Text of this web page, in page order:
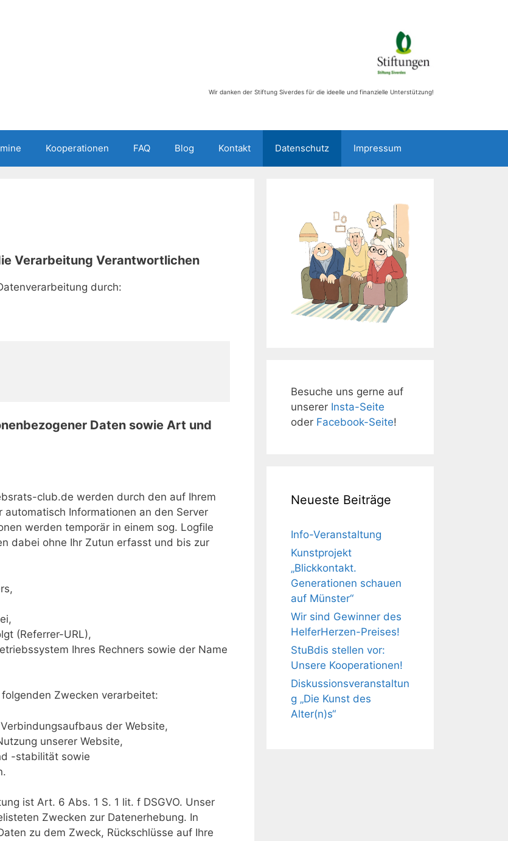
Wir danken der Stiftung Siverdes für die ideelle und finanzielle Unterstützung!
Kooperationen FAQ Blog Kontakt Datenschutz Impressum
Verarbeitung Verantwortlichen
durch:
Daten sowie Art und
club.de werden durch den auf Ihrem
Informationen an den Server
werden temporär in einem sog. Logfile
dabei ohne Ihr Zutun erfasst und bis zur
(Referrer-URL),
Ihres Rechners sowie der Name
Zwecken verarbeitet:
der Website,
unserer Website,
-stabilität sowie
ist Art. 6 Abs. 1 S. 1 lit. f DSGVO. Unser
Zwecken zur Datenerhebung. In
zu dem Zweck, Rückschlüsse auf Ihre
Besuche uns gerne auf
unserer Insta-Seite
oder Facebook-Seite!
Neueste Beiträge
Info-Veranstaltung
Kunstprojekt
„Blickkontakt.
Generationen schauen
auf Münster“
Wir sind Gewinner des
HelferHerzen-Preises!
StuBdis stellen vor:
Unsere Kooperationen!
Diskussionsveranstaltun
g „Die Kunst des
Alter(n)s“